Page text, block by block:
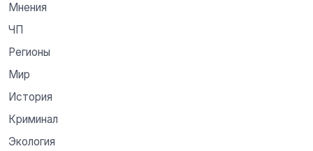
Мнения
ЧП
Регионы
Мир
История
Криминал
Экология